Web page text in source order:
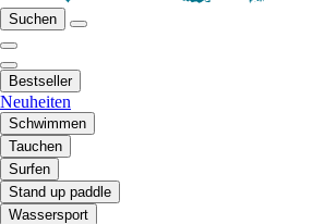
Suchen
Bestseller
Neuheiten
Schwimmen
Tauchen
Surfen
Stand up paddle
Wassersport